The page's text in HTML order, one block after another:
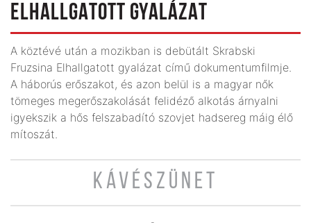
ELHALLGATOTT GYALÁZAT
A köztévé után a mozikban is debütált Skrabski
Fruzsina Elhallgatott gyalázat című dokumentumfilmje.
A háborús erőszakot, és azon belül is a magyar nők
tömeges meg­erőszakolását felidéző alkotás árnyalni
igyekszik a hős felszabadító szovjet hadsereg máig élő
mítoszát.
KÁVÉSZÜNET